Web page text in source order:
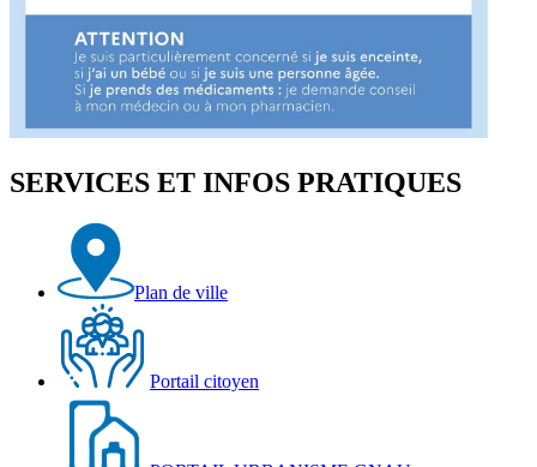
SERVICES ET INFOS PRATIQUES
Plan de ville
Portail citoyen